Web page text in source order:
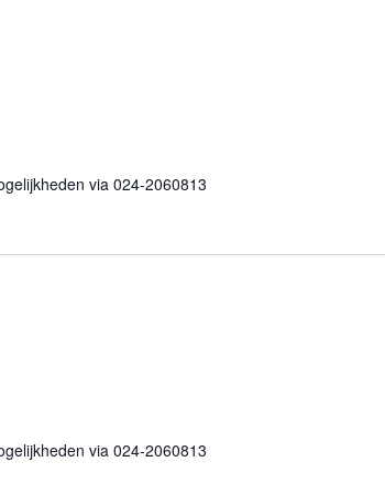
via 024-2060813
via 024-2060813